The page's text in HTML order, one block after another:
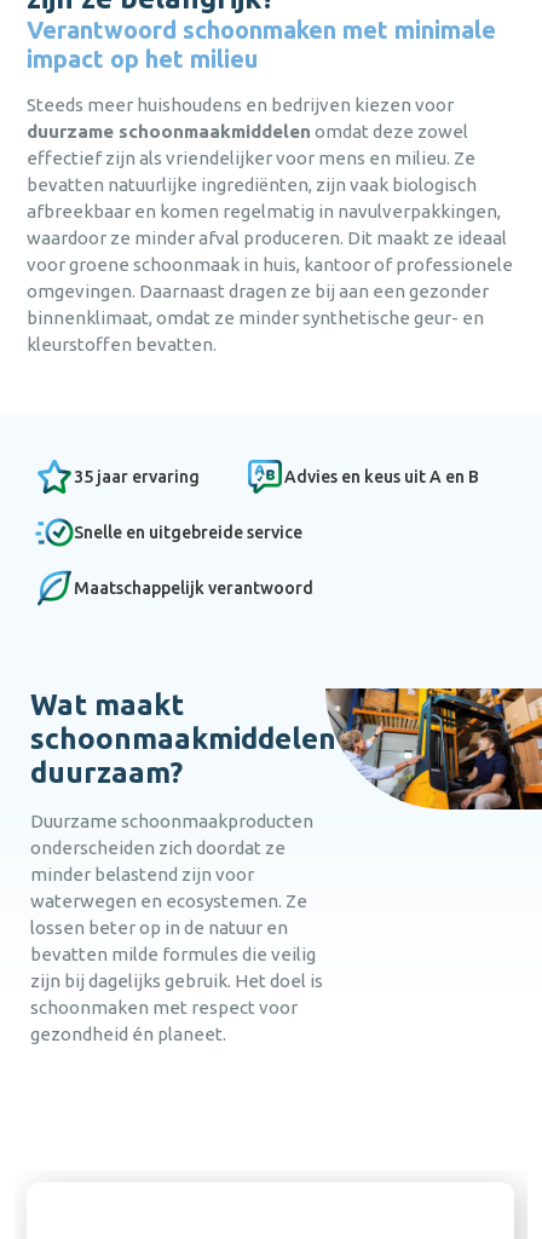
Verantwoord schoonmaken met minimale
impact op het milieu
Steeds meer huishoudens en bedrijven kiezen voor
duurzame schoonmaakmiddelen omdat deze zowel
effectief zijn als vriendelijker voor mens en milieu. Ze
bevatten natuurlijke ingrediënten, zijn vaak biologisch
afbreekbaar en komen regelmatig in navulverpakkingen,
waardoor ze minder afval produceren. Dit maakt ze ideaal
voor groene schoonmaak in huis, kantoor of professionele
omgevingen. Daarnaast dragen ze bij aan een gezonder
binnenklimaat, omdat ze minder synthetische geur- en
kleurstoffen bevatten.
35 jaar ervaring Advies en keus uit A en B
Snelle en uitgebreide service
Maatschappelijk verantwoord
Wat maakt
schoonmaakmiddelen
duurzaam?
Duurzame schoonmaakproducten
onderscheiden zich doordat ze
minder belastend zijn voor
waterwegen en ecosystemen. Ze
lossen beter op in de natuur en
bevatten milde formules die veilig
zijn bij dagelijks gebruik. Het doel is
schoonmaken met respect voor
gezondheid én planeet.
Login
wachtwoord
vergeten?
nog geen
account?
registreer nu
persoonlijk advies afgestemd op
jouw behoeften?
hallo@bena.nl
sluiten
Aanmelden
Al een
account?
Inloggen
persoonlijk advies afgestemd op
jouw behoeften?
hallo@bena.nl
Persoonlijk advies afgestemd op jouw
behoeften.
Duurzaam en milieubewust ondernemen
centraal.
Jarenlange ervaring in
schoonmaakoplossingen.
Hulp nodig met het aanmaken van je account,
of gewoon persoonlijk advies afgestemd op
jouw behoeften?
Bel0475 475 422of mail
Versturen
Inloggen
persoonlijk advies afgestemd op
jouw behoeften?
hallo@bena.nl
sluiten